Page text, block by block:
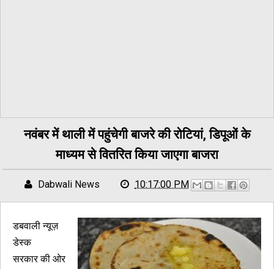
नवंबर में थाली में पहुंचेगी बाजरे की रोटियां, डिपूओं के
माध्यम से वितरित किया जाएगा बाजरा
Dabwali News 10:17:00 PM
डबवाली न्यूज़
डेस्क
सरकार की ओर